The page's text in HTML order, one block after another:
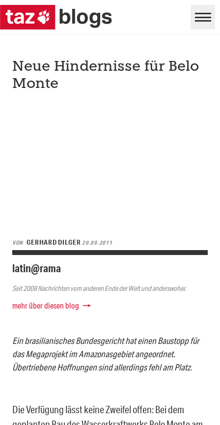
Neue Hindernisse für Belo
Monte
VON GERHARD DILGER29.09.2011
latin@rama
Seit 2008 Nachrichten vom anderen Ende der Welt und anderswoher.
mehr über diesen blog
Ein brasilianisches Bundesgericht hat einen Baustopp für
das Megaprojekt im Amazonasgebiet angeordnet.
Übertriebene Hoffnungen sind allerdings fehl am Platz.
Die Verfügung lässt keine Zweifel offen: Bei dem